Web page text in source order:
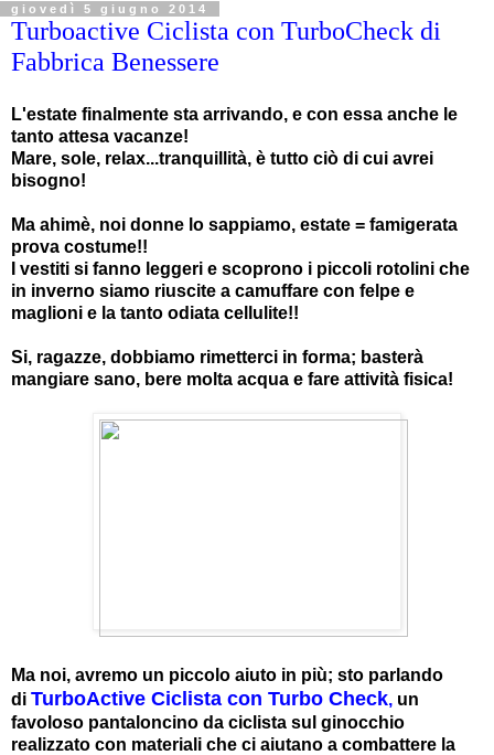
giovedì 5 giugno 2014
Turboactive Ciclista con TurboCheck di
Fabbrica Benessere
L'estate finalmente sta arrivando, e con essa anche le
tanto attesa vacanze!
Mare, sole, relax...tranquillità, è tutto ciò di cui avrei
bisogno!
Ma ahimè, noi donne lo sappiamo, estate = famigerata
prova costume!!
I vestiti si fanno leggeri e scoprono i piccoli rotolini che
in inverno siamo riuscite a camuffare con felpe e
maglioni e la tanto odiata cellulite!!
Si, ragazze, dobbiamo rimetterci in forma; basterà
mangiare sano, bere molta acqua e fare attività fisica!
Ma noi, avremo un piccolo aiuto in più; sto parlando
di TurboActive Ciclista con Turbo Check, un
favoloso pantaloncino da ciclista sul ginocchio
realizzato con materiali che ci aiutano a combattere la